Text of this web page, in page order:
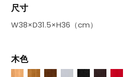
尺寸
W38×D31.5×H36（cm）
木色